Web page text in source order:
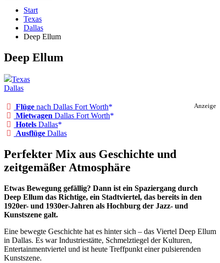
Start
Texas
Dallas
Deep Ellum
Deep Ellum
Texas
Dallas
Anzeige
Flüge nach Dallas Fort Worth
Mietwagen Dallas Fort Worth
Hotels Dallas
Ausflüge Dallas
Perfekter Mix aus Geschichte und
zeitgemäßer Atmosphäre
Etwas Bewegung gefällig? Dann ist ein Spaziergang durch
Deep Ellum das Richtige, ein Stadtviertel, das bereits in den
1920er- und 1930er-Jahren als Hochburg der Jazz- und
Kunstszene galt.
Eine bewegte Geschichte hat es hinter sich – das Viertel Deep Ellum
in Dallas. Es war Industriestätte, Schmelztiegel der Kulturen,
Entertainmentviertel und ist heute Treffpunkt einer pulsierenden
Kunstszene.